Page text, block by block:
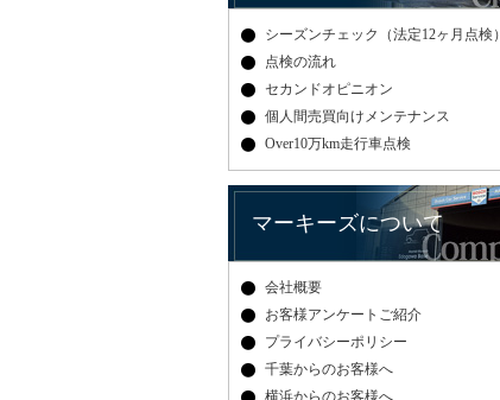
シーズンチェック（法定12ヶ月点検）
点検の流れ
セカンドオピニオン
個人間売買向けメンテナンス
Over10万km走行車点検
マーキーズについて
会社概要
お客様アンケートご紹介
プライバシーポリシー
千葉からのお客様へ
横浜からのお客様へ